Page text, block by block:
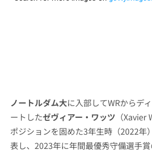
ノートルダム大に入部してWRからデ
ートしたゼヴィアー・ワッツ （
ポジションを固めた3年生時（2022年
表し、2023年に年間最優秀守備選手